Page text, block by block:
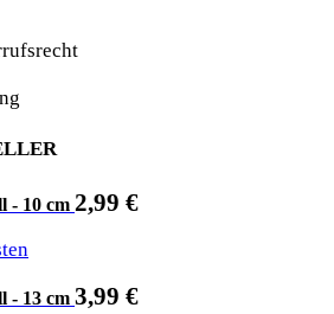
- 10 cm 2,99 €
- 13 cm 3,99 €